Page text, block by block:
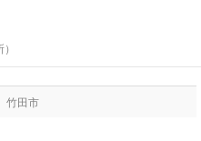
竹田市